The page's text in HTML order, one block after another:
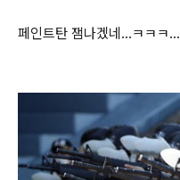
페인트탄 잼나겠네...ㅋㅋㅋ...